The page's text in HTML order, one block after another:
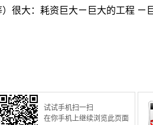
）很大：耗资巨大ㄧ巨大的工程 ㄧ
试试手机扫一扫
在你手机上继续浏览此页面